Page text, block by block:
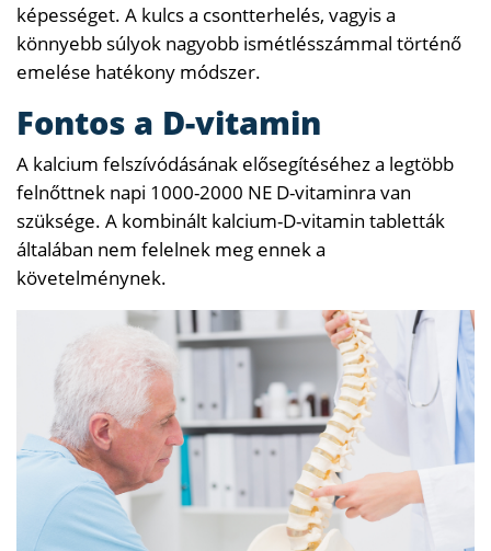
képességet. A kulcs a csontterhelés, vagyis a
könnyebb súlyok nagyobb ismétlésszámmal történő
emelése hatékony módszer.
Fontos a D-vitamin
A kalcium felszívódásának elősegítéséhez a legtöbb
felnőttnek napi 1000-2000 NE D-vitaminra van
szüksége. A kombinált kalcium-D-vitamin tabletták
általában nem felelnek meg ennek a
követelménynek.